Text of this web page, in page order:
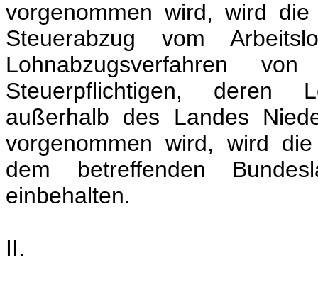
vorgenommen wird, wird
Steuerabzug vom
Lohnabzugsverfahren
Steuerpflichtigen, deren
außerhalb des Landes
vorgenommen wird, wird
dem betreffenden
einbehalten.
II.